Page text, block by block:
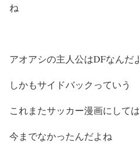
ね
アオアシの主人公はDFなんだ
しかもサイドバックっていう
これまたサッカー漫画にして
今までなかったんだよね